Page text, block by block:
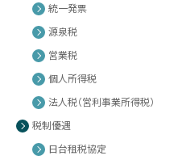
統一発票
源泉税
営業税
個人所得税
法人税（営利事業所得税）
税制優遇
日台租税協定